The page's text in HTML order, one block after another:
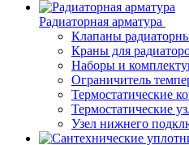
Радиаторная арматура
Клапаны
Краны для
Наборы и
Ограничитель
Термостатические
Термостатические
Узел нижнего